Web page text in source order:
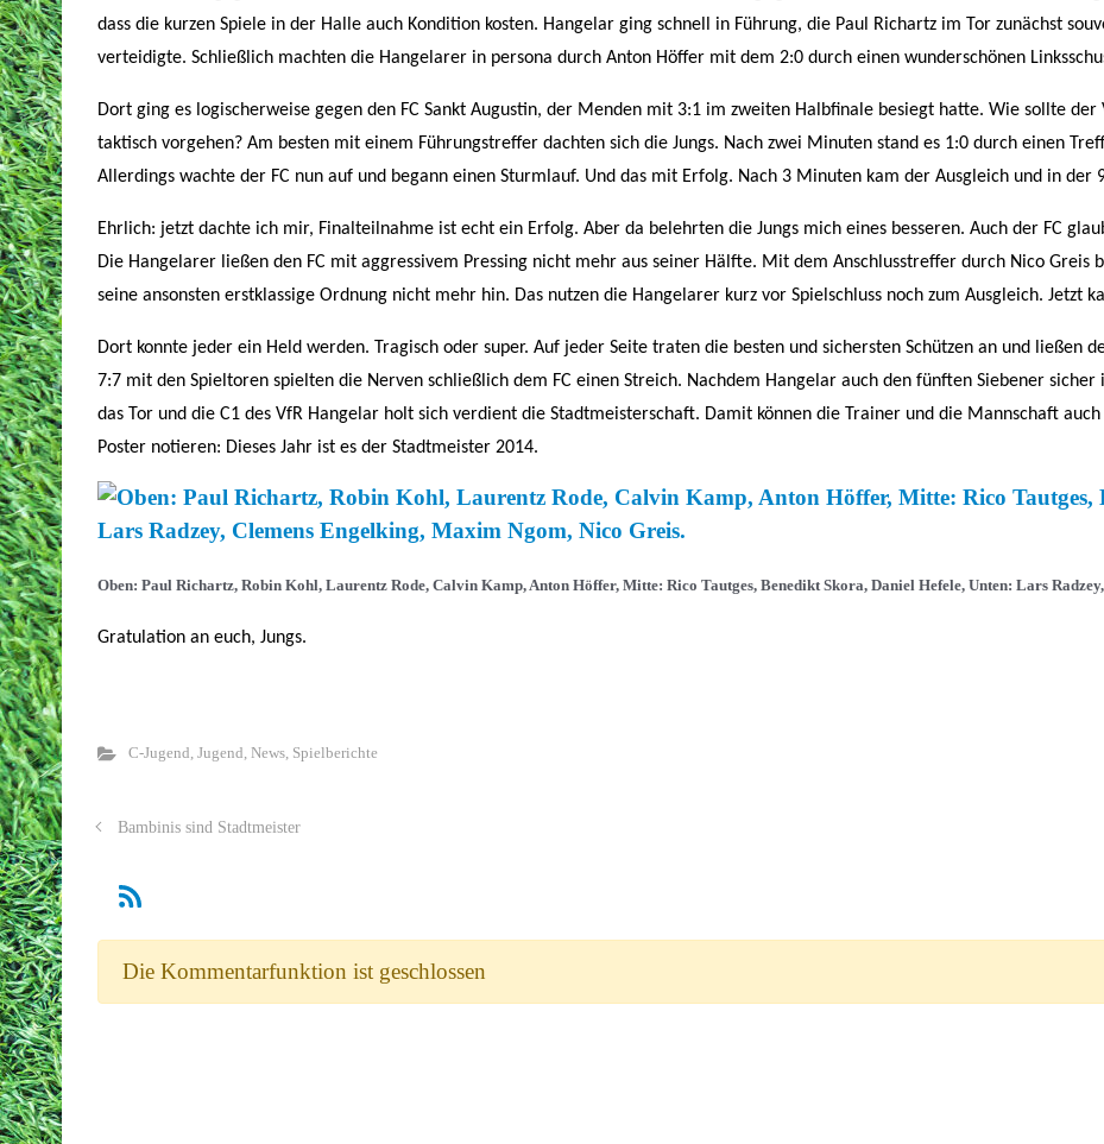
dass die kurzen Spiele in der Halle auch Kondition kosten. Hangelar ging schnell in Führung, die Paul Richartz im Tor zunächst
verteidigte. Schließlich machten die Hangelarer in persona durch Anton Höffer mit dem 2:0 durch einen wunderschönen
Dort ging es logischerweise gegen den FC Sankt Augustin, der Menden mit 3:1 im zweiten Halbfinale besiegt hatte. Wie sollte
taktisch vorgehen? Am besten mit einem Führungstreffer dachten sich die Jungs. Nach zwei Minuten stand es 1:0 durch einen
Allerdings wachte der FC nun auf und begann einen Sturmlauf. Und das mit Erfolg. Nach 3 Minuten kam der Ausgleich und in der
Ehrlich: jetzt dachte ich mir, Finalteilnahme ist echt ein Erfolg. Aber da belehrten die Jungs mich eines besseren. Auch der FC
Die Hangelarer ließen den FC mit aggressivem Pressing nicht mehr aus seiner Hälfte. Mit dem Anschlusstreffer durch Nico Greis
seine ansonsten erstklassige Ordnung nicht mehr hin. Das nutzen die Hangelarer kurz vor Spielschluss noch zum Ausgleich. Jetzt
Dort konnte jeder ein Held werden. Tragisch oder super. Auf jeder Seite traten die besten und sichersten Schützen an und ließen
7:7 mit den Spieltoren spielten die Nerven schließlich dem FC einen Streich. Nachdem Hangelar auch den fünften Siebener sicher
das Tor und die C1 des VfR Hangelar holt sich verdient die Stadtmeisterschaft. Damit können die Trainer und die Mannschaft
Poster notieren: Dieses Jahr ist es der Stadtmeister 2014.
Oben: Paul Richartz, Robin Kohl, Laurentz Rode, Calvin Kamp, Anton Höffer, Mitte: Rico Tautges, Benedikt Skora, Daniel Hefele, Unten: Lars
Gratulation an euch, Jungs.
C-Jugend , Jugend , News, Spielberichte
Bambinis sind Stadtmeister
Die Kommentarfunktion ist geschlossen